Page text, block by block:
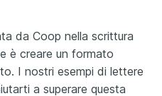
da Coop nella scrittura
è creare un formato
I nostri esempi di lettere
a superare questa